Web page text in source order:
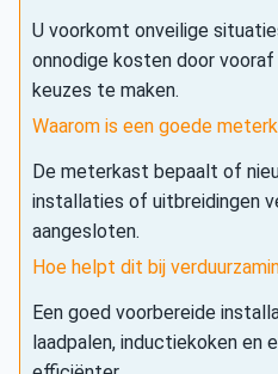
U voorkomt onveilige
onnodige kosten door
keuzes te maken.
Waarom is een goede
De meterkast bepaalt of
installaties of uitbreidingen
aangesloten.
Hoe helpt dit bij
Een goed voorbereide
laadpalen, inductiekoken en